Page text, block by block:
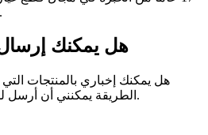
العملاء في منطقتك المحلية.
هل يمكنك إرسال
هل يمكنك إخباري بالمنتجات
الطريقة يمكنني أن أرسل لك كتالوج المنتجات المناسبة.